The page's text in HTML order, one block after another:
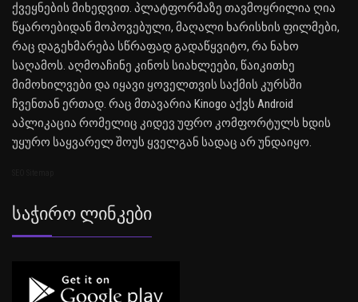
ქვეყნების მიხედვით. პლატფორმაზე თავმოყრილია ღია
წყაროებიდან მოპოვებული, მაღალი ხარისხის ფილმები,
რაც დაგეხმარება სწრაფად გადაწყვიტო, რა ნახო
საღამოს. აღმოაჩინე კინოს სიახლეები, წაიკითხე
მიმოხილვები და იყავი ყოველთვის საქმის კურსში
ჩვენთან ერთად. რაც მთავარია Kinogo აქვს Android
აპლიკაცია რომელიც კიდევ უფრო კომფორტულს ხდის
უყურო საყვარელ შოუს ყველგან სადაც არ უნდაიყო.
Საჭირო Ლინკები